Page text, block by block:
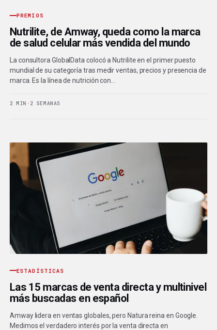
PREMIOS
Nutrilite, de Amway, queda como la marca
de salud celular más vendida del mundo
La consultora GlobalData colocó a Nutrilite en el primer puesto
mundial de su categoría tras medir ventas, precios y presencia de
marca. Es la línea de nutrición con…
2 MIN · 2 SEMANAS
ESTADÍSTICAS
Las 15 marcas de venta directa y multinivel
más buscadas en español
Amway lidera en ventas globales, pero Natura reina en Google.
Medimos el verdadero interés por la venta directa en